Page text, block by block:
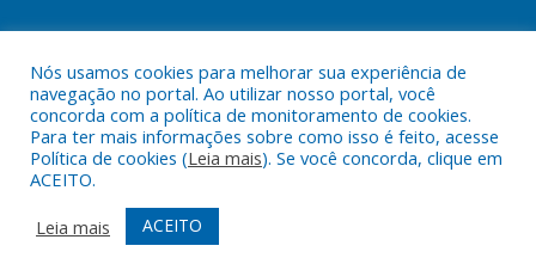
Todos os direitos reservados a Prefeitura Municipal de Baião.
Mapa do Site
Acessar Área Administrativa
Acessar Webmail
Nós usamos cookies para melhorar sua experiência de
navegação no portal. Ao utilizar nosso portal, você
concorda com a política de monitoramento de cookies.
Para ter mais informações sobre como isso é feito, acesse
Política de cookies (Leia mais). Se você concorda, clique em
ACEITO.
Leia mais
ACEITO